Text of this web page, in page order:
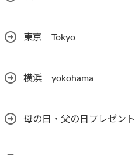
東京 Tokyo
横浜 yokohama
母の日・父の日プレゼント